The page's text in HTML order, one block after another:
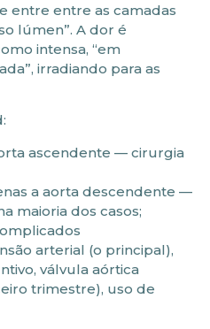
entre entre as camadas
lúmen”. A dor é
intensa, “em
irradiando para as
ascendente — cirurgia
a aorta descendente —
maioria dos casos;
arterial (o principal),
válvula aórtica
trimestre), uso de